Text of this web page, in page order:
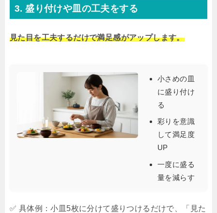
3. 盛り付けや皿の工夫をする
見た目を工夫するだけで満足感がアップします。
小さめの皿
に盛り付け
る
彩りを意識
して満足度
UP
一度に盛る
量を減らす
✅ 具体例：小皿5枚に分けて盛りつけるだけで、「見た